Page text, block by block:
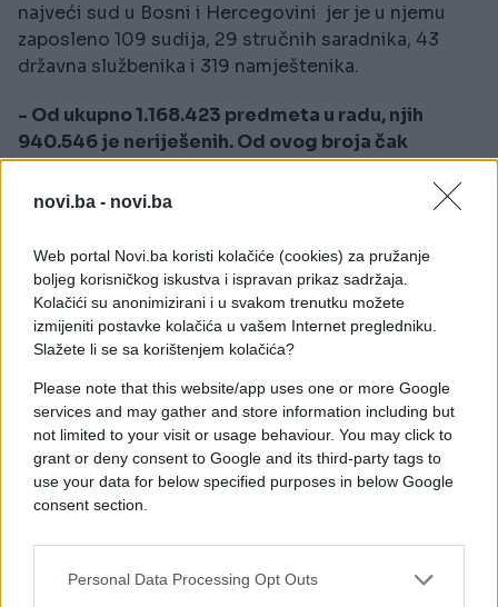
novi.ba - novi.ba
Web portal Novi.ba koristi kolačiće (cookies) za pružanje
boljeg korisničkog iskustva i ispravan prikaz sadržaja.
Kolačići su anonimizirani i u svakom trenutku možete
izmijeniti postavke kolačića u vašem Internet pregledniku.
Slažete li se sa korištenjem kolačića?
Please note that this website/app uses one or more Google
services and may gather and store information including but
not limited to your visit or usage behaviour. You may click to
grant or deny consent to Google and its third-party tags to
use your data for below specified purposes in below Google
consent section.
Personal Data Processing Opt Outs
najveći sud u Bosni i Hercegovini jer je u njemu
zaposleno 109 sudija, 29 stručnih saradnika, 43
državna službenika i 319 namještenika.
- Od ukupno 1.168.423 predmeta u radu, njih
940.546 je neriješenih. Od ovog broja čak
894.226 ili 95.08 posto su komunalni predmeti,
dok je svega 4.92 posto ili 46.320 strukturnih
Predsjednik Kantonalnog suda Jasmin
Jahjaefendić je kazao kako je ukupan broj
predmeta u radu na Kantonalnom sudu u Sarajevu
tokom prošle godine iznosio 36.563, od čega je
riješeno 11.894 predmeta, te ostalo neriješeno
24.669, prenosi Fena.
Dodao je i kako se za sljedeći period, pored
otklanjanja uočenih nedostataka i rješavanja
problema nedostatka ljudskih i materijalnih resursa,
ratnih zločina.